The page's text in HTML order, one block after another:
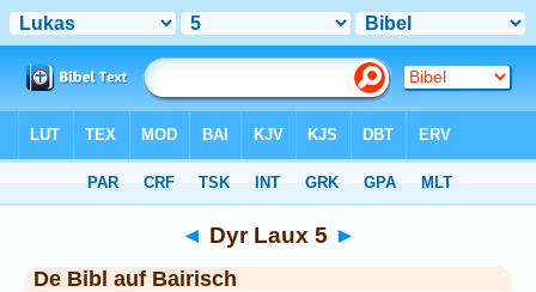
◄ Dyr Laux 5 ►
De Bibl auf Bairisch